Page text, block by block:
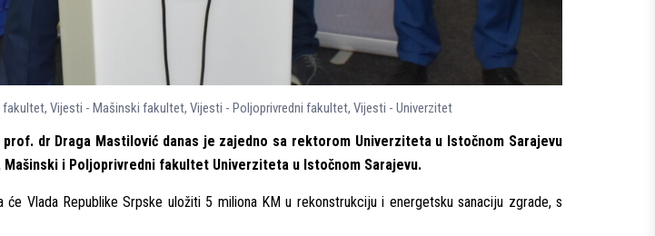
fakultet, Vijesti - Mašinski fakultet, Vijesti - Poljoprivredni fakultet, Vijesti - Univerzitet
dr Draga Mastilović danas je zajedno sa rektorom Univerziteta u Istočnom Sarajevu
i Poljoprivredni fakultet Univerziteta u Istočnom Sarajevu.
Vlada Republike Srpske uložiti 5 miliona KM u rekonstrukciju i energetsku sanaciju zgrade, s